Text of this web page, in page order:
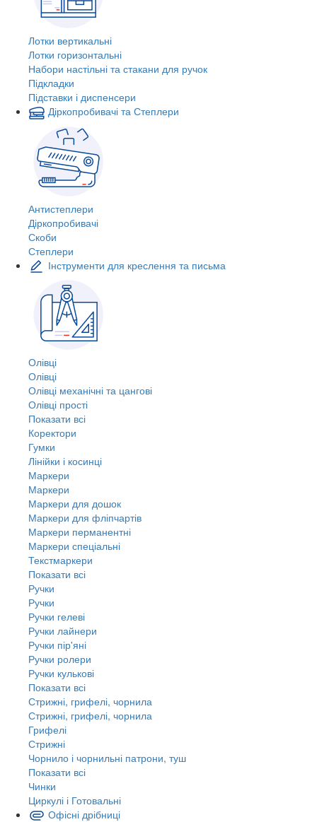
Лотки вертикальні
Лотки горизонтальні
Набори настільні та стакани для ручок
Підкладки
Підставки і диспенсери
Діркопробивачі та Степлери
Антистеплери
Діркопробивачі
Скоби
Степлери
Інструменти для креслення та письма
Олівці
Олівці
Олівці механічні та цангові
Олівці прості
Показати всі
Коректори
Гумки
Лінійки і косинці
Маркери
Маркери
Маркери для дошок
Маркери для фліпчартів
Маркери перманентні
Маркери спеціальні
Текстмаркери
Показати всі
Ручки
Ручки
Ручки гелеві
Ручки лайнери
Ручки пір'яні
Ручки ролери
Ручки кулькові
Показати всі
Стрижні, грифелі, чорнила
Стрижні, грифелі, чорнила
Грифелі
Стрижні
Чорнило і чорнильні патрони, туш
Показати всі
Чинки
Циркулі і Готовальні
Офісні дрібниці